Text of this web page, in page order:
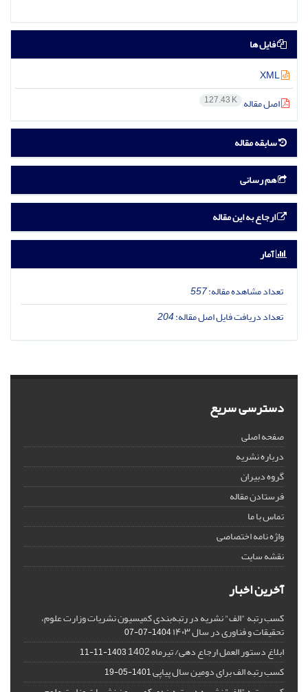
فایل ها
اصل مقاله 127.43 K
سابقه مقاله
هم رسانی
ارجاع به این مقاله
آمار
تعداد مشاهده مقاله:557
تعداد دریافت فایل اصل مقاله:204
دسترسی سریع
صفحه اصلی
درباره نشریه
گروه دبیران
فرستادن مقاله
تماس با ما
واژه نامه اختصاصی
نقشه سایت
آخرین اخبار
کسب رتبه "الف" نشریه در رتبه‌بندی کمیسیون نشریات وزارت علوم،
تحقیقات و فناوری در سال ۱۴۰۳ 1404-07-07
ابلاغ دستور العمل ارجاع دهی/ تیرماه 1402 1403-11-11
کسب رتبه الف برای دومین سال پیاپی1401-05-19